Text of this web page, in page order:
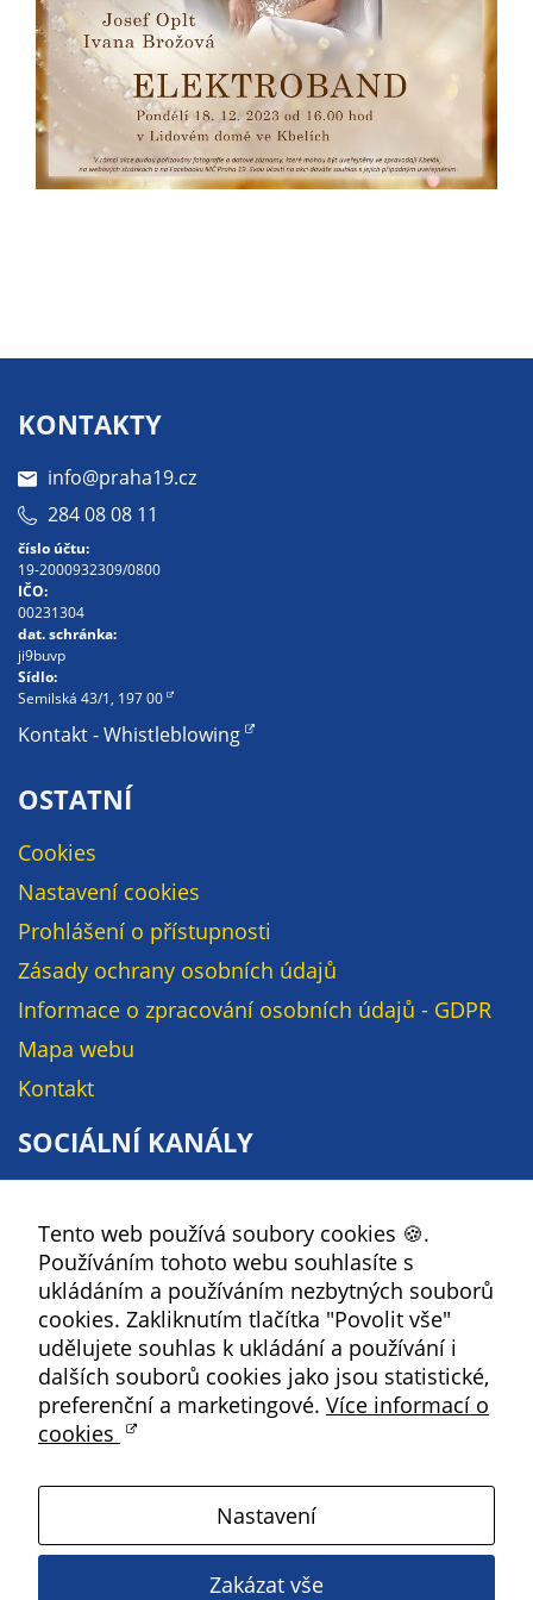
KONTAKTY
info@praha19.cz
284 08 08 11
číslo účtu:
19-2000932309/0800
IČO:
00231304
dat. schránka:
ji9buvp
Sídlo:
Semilská 43/1, 197 00
Kontakt - Whistleblowing
OSTATNÍ
Cookies
Nastavení cookies
Prohlášení o přístupnosti
Zásady ochrany osobních údajů
Informace o zpracování osobních údajů - GDPR
Mapa webu
Kontakt
SOCIÁLNÍ KANÁLY
YouTube
Instagram
RSS
Kbely
Satalice
Tento web používá soubory cookies 🍪.
Používáním tohoto webu souhlasíte s
ukládáním a používáním nezbytných souborů
cookies. Zakliknutím tlačítka "Povolit vše"
udělujete souhlas k ukládání a používání i
dalších souborů cookies jako jsou statistické,
preferenční a marketingové. Více informací o
cookies
Nastavení
Zakázat vše
vypnete
používání
analytických
cookies ve
vztahu k Vaší
návštěvě,
abychom Vám
mohli zobrazit
subjektů. Díky
vytvářet profily
založené na Vašich
zájmech, tak zvané
pseudonymizované
profily. Na základě
těchto informací
není zpravidla
identifikace Vaší
osoby, protože jsou
používány pouze
pseudonymizované